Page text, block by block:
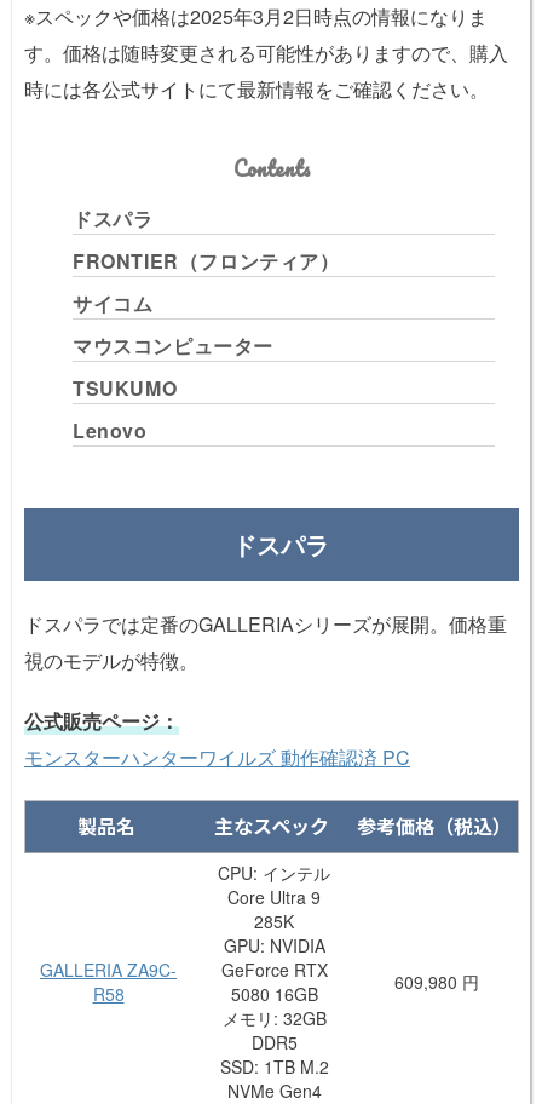
※スペックや価格は2025年3月2日時点の情報になりま
す。価格は随時変更される可能性がありますので、購入
時には各公式サイトにて最新情報をご確認ください。
Contents
ドスパラ
FRONTIER（フロンティア）
サイコム
マウスコンピューター
TSUKUMO
Lenovo
ドスパラ
ドスパラでは定番のGALLERIAシリーズが展開。価格重
視のモデルが特徴。
公式販売ページ：
モンスターハンターワイルズ 動作確認済 PC
製品名 主なスペック 参考価格（税込）
GALLERIA ZA9C-
R58
CPU: インテル
Core Ultra 9
285K
GPU: NVIDIA
GeForce RTX
5080 16GB
メモリ: 32GB
DDR5
SSD: 1TB M.2
NVMe Gen4
609,980 円